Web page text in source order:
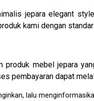
jepara elegant
kami dengan
produk mebel jepara
pembayaran dapat
lalu